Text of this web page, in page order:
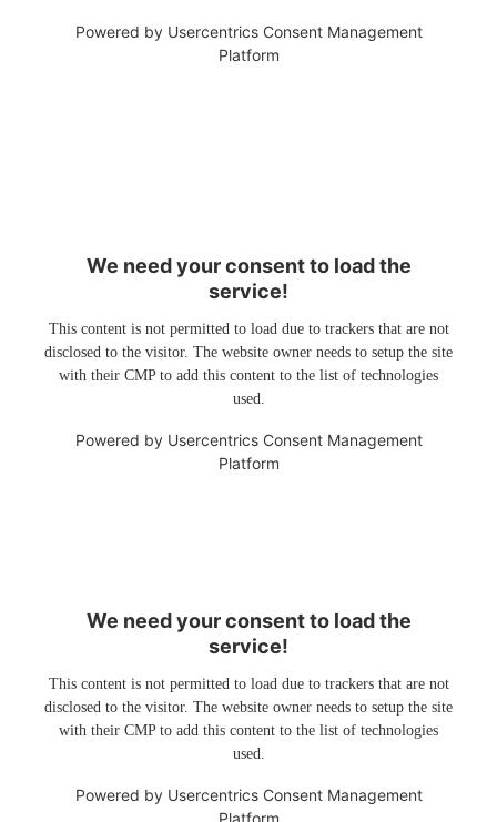
Powered by Usercentrics Consent Management
Platform
We need your consent to load the
service!
This content is not permitted to load due to trackers that are not
disclosed to the visitor. The website owner needs to setup the site
with their CMP to add this content to the list of technologies
used.
Powered by Usercentrics Consent Management
Platform
We need your consent to load the
service!
This content is not permitted to load due to trackers that are not
disclosed to the visitor. The website owner needs to setup the site
with their CMP to add this content to the list of technologies
used.
Powered by Usercentrics Consent Management
Platform